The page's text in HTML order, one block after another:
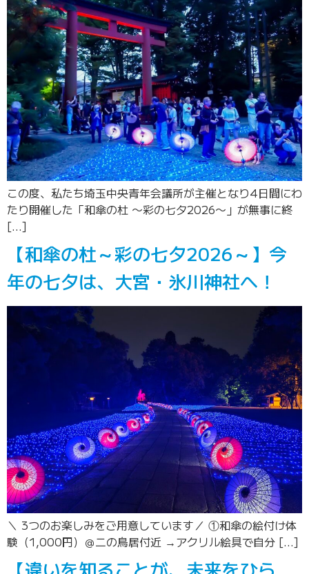
この度、私たち埼玉中央青年会議所が主催となり4日間にわ
たり開催した「和傘の杜 〜彩の七夕2026〜」が無事に終
[…]
【和傘の杜～彩の七夕2026～】今
年の七夕は、大宮・氷川神社へ！
＼ 3つのお楽しみをご用意しています／ ①和傘の絵付け体
験（1,000円）＠二の鳥居付近 →アクリル絵具で自分 […]
【違いを知ることが、未来をひら